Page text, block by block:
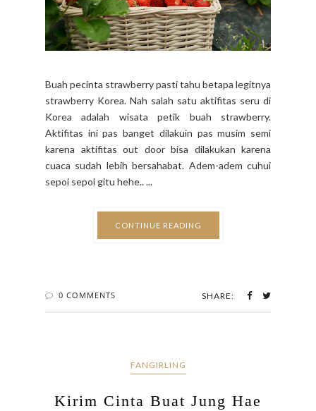
Buah pecinta strawberry pasti tahu betapa legitnya
strawberry Korea. Nah salah satu aktifitas seru di
Korea adalah wisata petik buah strawberry.
Aktifitas ini pas banget dilakuin pas musim semi
karena aktifitas out door bisa dilakukan karena
cuaca sudah lebih bersahabat. Adem-adem cuhui
sepoi sepoi gitu hehe.. ...
CONTINUE READING
0 COMMENTS SHARE:
FANGIRLING
Kirim Cinta Buat Jung Hae